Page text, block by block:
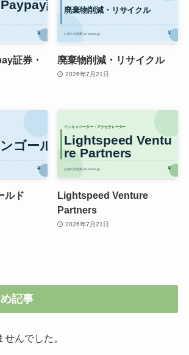
証券・
廃棄物削減・リサイクル
2026年7月21日
ルド
Lightspeed Venture
Partners
2026年7月21日
記事
んでした。